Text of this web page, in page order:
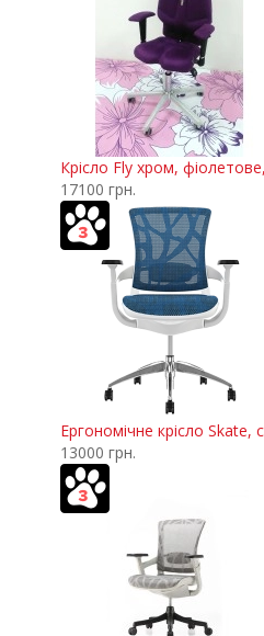
Крісло Fly хром,
17100 грн.
Ергономічне крісло Skate,
13000 грн.